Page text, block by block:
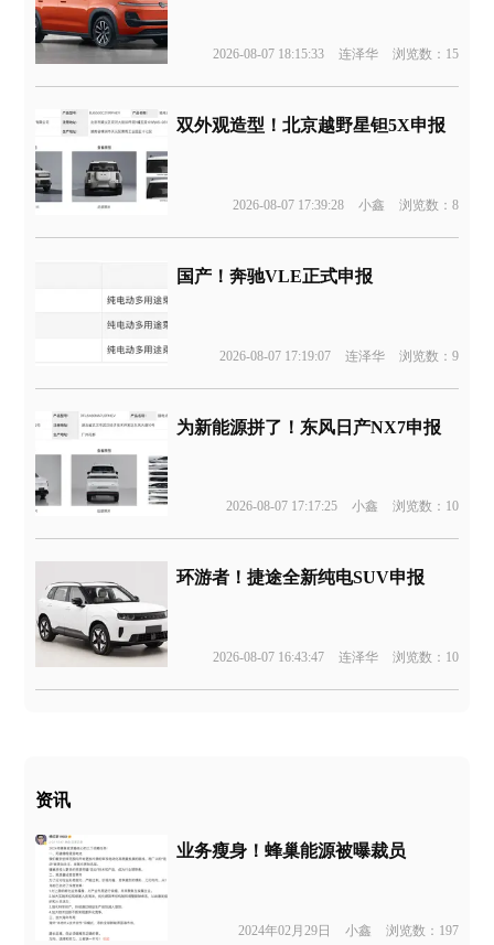
2026-08-07 18:15:33 连泽华 浏览数：15
双外观造型！北京越野星钽5X申报
2026-08-07 17:39:28 小鑫 浏览数：8
国产！奔驰VLE正式申报
2026-08-07 17:19:07 连泽华 浏览数：9
为新能源拼了！东风日产NX7申报
2026-08-07 17:17:25 小鑫 浏览数：10
环游者！捷途全新纯电SUV申报
2026-08-07 16:43:47 连泽华 浏览数：10
资讯
业务瘦身！蜂巢能源被曝裁员
2024年02月29日 小鑫 浏览数：197